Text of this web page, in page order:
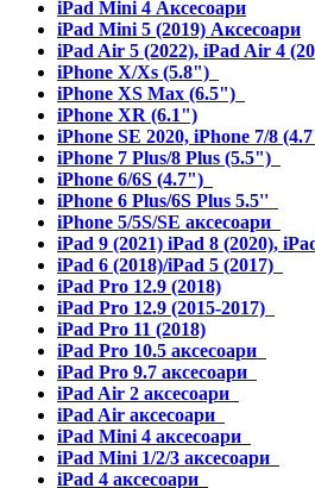
iPad Mini 4 Аксесоари
iPad Mini 5 (2019) Аксесоари
iPad Air 5 (2022), iPad Air 4
iPhone X/Xs (5.8")
iPhone XS Max (6.5")
iPhone XR (6.1")
iPhone SE 2020, iPhone 7/8
iPhone 7 Plus/8 Plus (5.5")
iPhone 6/6S (4.7")
iPhone 6 Plus/6S Plus 5.5''
iPhone 5/5S/SE аксесоари
iPad 9 (2021) iPad 8 (2020),
iPad 6 (2018)/iPad 5 (2017)
iPad Pro 12.9 (2018)
iPad Pro 12.9 (2015-2017)
iPad Pro 11 (2018)
iPad Pro 10.5 аксесоари
iPad Pro 9.7 аксесоари
iPad Air 2 аксесоари
iPad Air аксесоари
iPad Mini 4 аксесоари
iPad Mini 1/2/3 аксесоари
iPad 4 аксесоари